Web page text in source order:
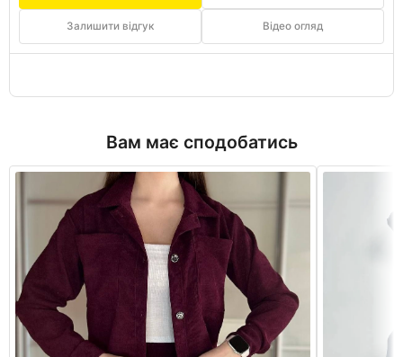
Залишити відгук Відео огляд
Вам має сподобатись